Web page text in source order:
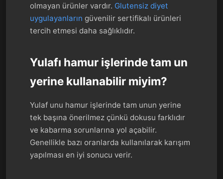
olmayan ürünler vardır. Glutensiz diyet
uygulayanların güvenilir sertifikalı ürünleri
tercih etmesi daha sağlıklıdır.
Yulafı hamur işlerinde tam un
yerine kullanabilir miyim?
Yulaf unu hamur işlerinde tam unun yerine
tek başına önerilmez çünkü dokusu farklıdır
ve kabarma sorunlarına yol açabilir.
Genellikle bazı oranlarda kullanılarak karışım
yapılması en iyi sonucu verir.